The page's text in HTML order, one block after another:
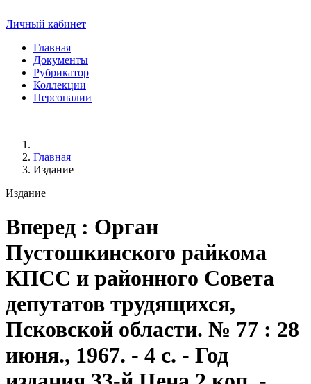
Личный кабинет
Главная
Документы
Рубрикатор
Коллекции
Персоналии
Главная
Издание
Издание
Вперед : Орган
Пустошкинского райкома
КПСС и районного Совета
депутатов трудящихся,
Псковской области. № 77 : 28
июня., 1967. - 4 с. - Год